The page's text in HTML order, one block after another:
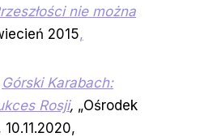
nie można
2015,
Górski Karabach:
Rosji, „Ośrodek